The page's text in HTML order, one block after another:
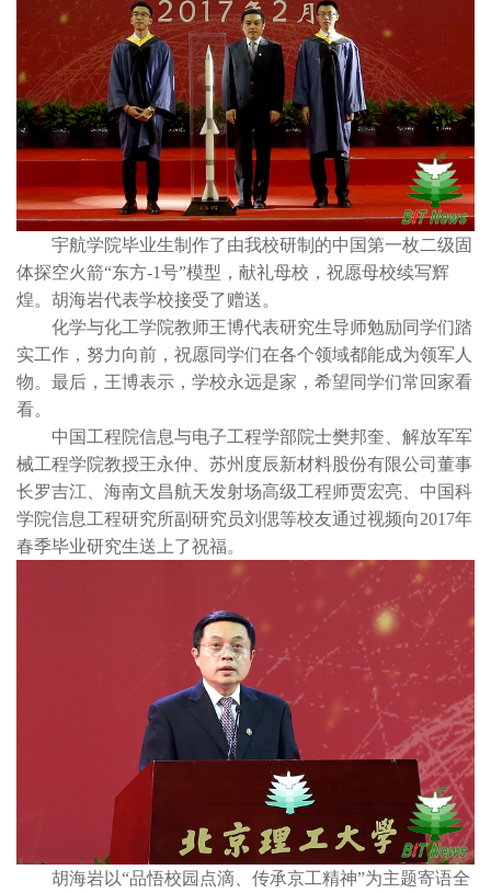
宇航学院毕业生制作了由我校研制的中国第一枚二级固
体探空火箭“东方-1号”模型，献礼母校，祝愿母校续写辉
煌。胡海岩代表学校接受了赠送。
化学与化工学院教师王博代表研究生导师勉励同学们踏
实工作，努力向前，祝愿同学们在各个领域都能成为领军人
物。最后，王博表示，学校永远是家，希望同学们常回家看
看。
中国工程院信息与电子工程学部院士樊邦奎、解放军军
械工程学院教授王永仲、苏州度辰新材料股份有限公司董事
长罗吉江、海南文昌航天发射场高级工程师贾宏亮、中国科
学院信息工程研究所副研究员刘偲等校友通过视频向2017年
春季毕业研究生送上了祝福。
胡海岩以“品悟校园点滴、传承京工精神”为主题寄语全